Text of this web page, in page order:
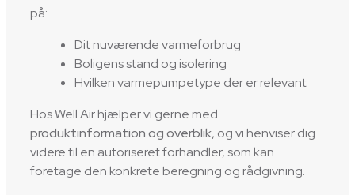
på:
Dit nuværende varmeforbrug
Boligens stand og isolering
Hvilken varmepumpetype der er relevant
Hos Well Air hjælper vi gerne med
produktinformation og overblik, og vi henviser dig
videre til en autoriseret forhandler, som kan
foretage den konkrete beregning og rådgivning.